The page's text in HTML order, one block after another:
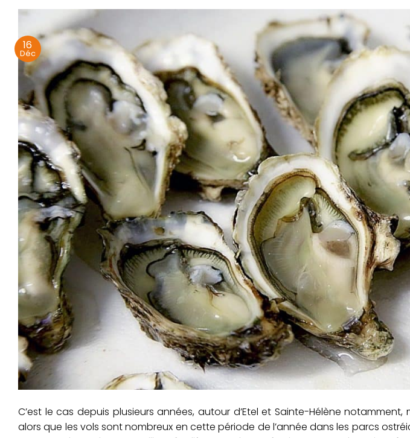
16
Déc
C’est le cas depuis plusieurs années, autour d’Etel et Sainte-Hélène
alors que les vols sont nombreux en cette période de l’année dans les parcs